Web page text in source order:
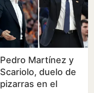
Pedro Martínez y
Scariolo, duelo de
pizarras en el